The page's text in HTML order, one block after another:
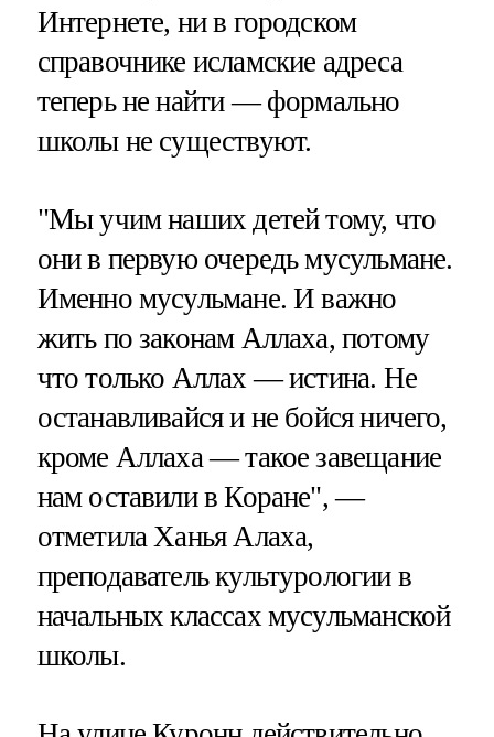
Интернете, ни в городском
справочнике исламские адреса
теперь не найти — формально
школы не существуют.
"Мы учим наших детей тому, что
они в первую очередь мусульмане.
Именно мусульмане. И важно
жить по законам Аллаха, потому
что только Аллах — истина. Не
останавливайся и не бойся ничего,
кроме Аллаха — такое завещание
нам оставили в Коране", —
отметила Ханья Алаха,
преподаватель культурологии в
начальных классах мусульманской
школы.